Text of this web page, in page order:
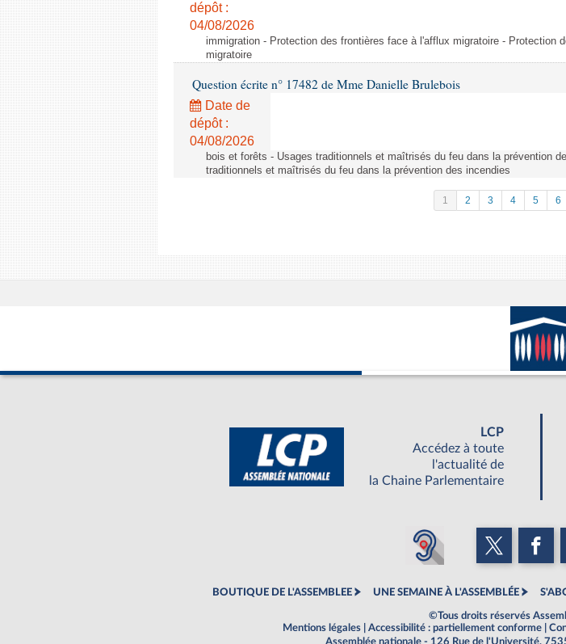
dépôt :
04/08/2026
immigration - Protection des frontières face à l'afflux migratoire - Protection
migratoire
Question écrite n° 17482 de Mme Danielle Brulebois
Date de
dépôt :
04/08/2026
bois et forêts - Usages traditionnels et maîtrisés du feu dans la prévention
traditionnels et maîtrisés du feu dans la prévention des incendies
1 2 3 4 5 6
LCP
Accédez à toute
l'actualité de
la Chaine Parlementaire
BOUTIQUE DE L'ASSEMBLEE UNE SEMAINE À L'ASSEMBLÉE
©Tous droits réservés
Mentions légales
Accessibilité : partiellement conforme
Assemblée nationale - 126 Rue de l'Université,